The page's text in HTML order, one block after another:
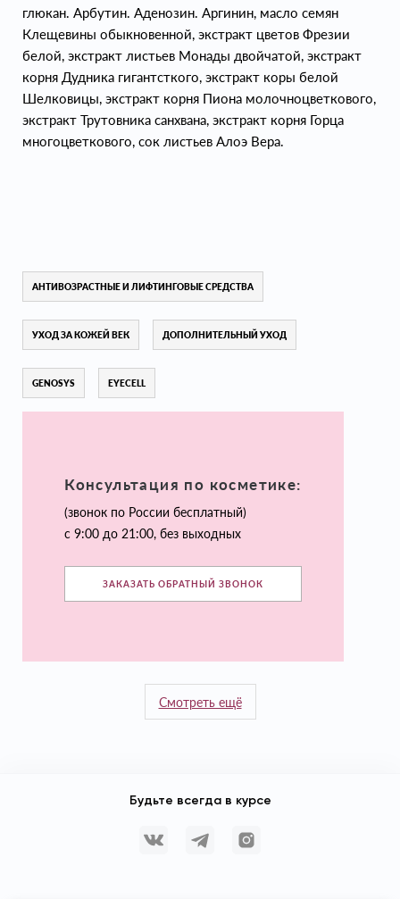
глюкан. Арбутин. Аденозин. Аргинин, масло семян
Клещевины обыкновенной, экстракт цветов Фрезии
белой, экстракт листьев Монады двойчатой, экстракт
корня Дудника гигантсткого, экстракт коры белой
Шелковицы, экстракт корня Пиона молочноцветкового,
экстракт Трутовника санхвана, экстракт корня Горца
многоцветкового, сок листьев Алоэ Вера.
АНТИВОЗРАСТНЫЕ И ЛИФТИНГОВЫЕ СРЕДСТВА
УХОД ЗА КОЖЕЙ ВЕК ДОПОЛНИТЕЛЬНЫЙ УХОД
GENOSYS EYECELL
Консультация по косметике:
(звонок по России бесплатный)
с 9:00 до 21:00, без выходных
ЗАКАЗАТЬ ОБРАТНЫЙ ЗВОНОК
Смотреть ещё
Будьте всегда в курсе